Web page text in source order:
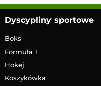
Dyscypliny sportowe
Boks
Formuła 1
Hokej
Koszykówka